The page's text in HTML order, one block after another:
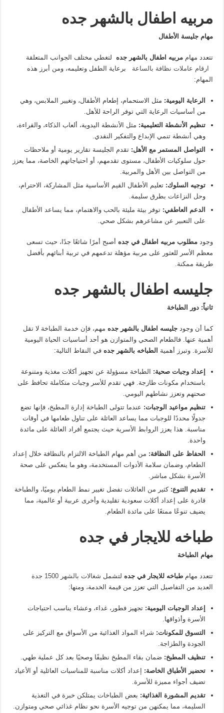
مربيه اطفال بالشهر جده
مهام جليسة الأطفال
تتعدد مهاممربيه اطفال بالشهر جده
لتغطي مختلف الجوانب المتعلقة
ارقام عاملات نظافة بالساعة برعاية الطفل وتعليمه، ومن أبرز هذه
المهام:
الرعاية اليومية: مثل الاستحمام، إطعام الأطفال، وتغيير الملابس، وهي
من أساسيات الرعاية التي توفر الراحة للأهل.
تنظيم الأنشطة التعليمية: مثل الأنشطة اليدوية، ألعاب الذكاء، والقراءة،
وهي أنشطة تنمي الإبداع والتفكير النقدي.
التواصل المستمر مع الأهل: تقدم الجليسة تقارير يومية أو ملاحظات
حول سلوكيات الأطفال، مستوى تقدمهم، أو احتياجاتهم الخاصة، مما يعزز
من التواصل بين الأهل والمربية.
توجيه السلوك: تعليم الأطفال القيم الأساسية مثل المشاركة، الاحترام،
وحل النزاعات بطرق سليمة.
الدعم العاطفي: توفر بيئة مليئة بالحب والاهتمام، مما يساعد الأطفال
على التعبير عن مشاعرهم بشكل صحي.
وجودمطلوب مربيه اطفال في جده أصبح أمرًا شائعًا جدًا، حيث تسعى
معظم الأسر للعثور على مربية مؤهلة تدعمهم في تربية أبنائهم بأفضل
طريقة ممكنة.
جليسه اطفال بالشهر جده
ثانياً: دور الطباخة
كما أن وجودجليسه اطفال بالشهر جده مهم، فإن خدمة الطباخة لا تقل
أهمية عنها. فالطعام الصحي والمتوازن هو أحد أساسيات الحياة اليومية
للأسرة. وتبرز أهمية الطباخه بالشهر جده في النقاط التالية:
إعداد وجبات صحية: الطباخة مسؤولة عن تجهيز أكلات مغذية ومتنوعة
باستخدام مكونات طازجة. فهي تقدم للأسر وجبات متكاملة تحافظ على
صحتهم وتعزز نشاطهم اليومي.
تنظيم مواعيد الوجبات: عندما تتولى الطباخة إدارة المطبخ، فإنها تضع
جدولًا محددًا للوجبات مما يساعد العائلة على تناول طعامها في أوقات
مناسبة. هذا يعزز الروابط الأسرية حيث يجتمع أفراد العائلة على مائدة
واحدة.
الحفاظ على النظافة: من أهم مهام الطباخة الالتزام بالنظافة خلال إعداد
الطعام، وضمان سلامة الأدوات المستخدمة، وهو ما ينعكس على صحة
الأسرة بشكل مباشر.
تقديم التنوع: كثير من العائلات تفضل تغيير نمط الطعام يوميًا، والطباخة
قادرة على إعداد أكلات سعودية تقليدية وأخرى عربية أو عالمية، مما
يضيف تنوعًا ممتعًا على مائدة الطعام.
طباخه للايجار في جده
مهام الطباخة
تتعدد مهامطباخه للايجار في جده لتشمل شغالات بالشهر 1500 جدة
العديد من التفاصيل التي تعزز من قيمة الخدمة، ومنها:
إعداد الوجبات اليومية: تجهيز فطور، غداء، وعشاء يناسب احتياجات
الأسرة وأذواقها.
التسوق للمكونات: شراء المواد الغذائية من الأسواق مع التركيز على
الجودة والطزاجة.
تنظيف المطبخ: ضمان بقاء المطبخ نظيفًا وصحيًا بعد كل عملية طهي.
تحضير الأطباق الخاصة: إعداد أكلات مناسبة للمناسبات العائلية أو الأعياد
تضيف أجواء مميزة للأسرة.
تقديم المشورة الغذائية: بعض الطباخات يمتلكن خبرة في التغذية
السليمة، مما يمكنهن من توجيه الأسرة نحو نظام غذائي صحي ومتوازن.